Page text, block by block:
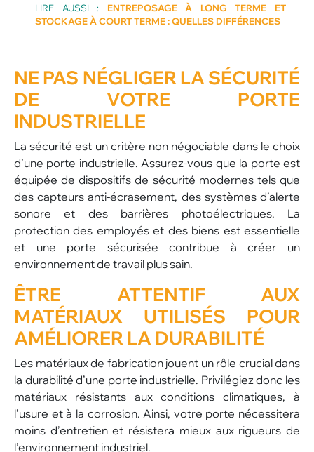
LIRE AUSSI :
ENTREPOSAGE À LONG TERME ET
STOCKAGE À COURT TERME : QUELLES DIFFÉRENCES
NE PAS NÉGLIGERLA SÉCURITÉ
DE VOTRE PORTE
INDUSTRIELLE
La sécurité est un critère non négociable dans le choix
d’une porte industrielle. Assurez-vous que la porte est
équipée de dispositifs de sécurité modernes tels que
des capteurs anti-écrasement, des systèmes d’alerte
sonore et des barrières photoélectriques. La
protection des employés et des biens est essentielle
et une porte sécurisée contribue à créer un
environnement de travail plus sain.
ÊTRE ATTENTIF AUX
MATÉRIAUX UTILISÉS POUR
AMÉLIORER LA DURABILITÉ
Les matériaux de fabrication jouent un rôle crucial dans
la durabilité d’une porte industrielle. Privilégiez donc les
matériaux résistants aux conditions climatiques, à
l’usure et à la corrosion. Ainsi, votre porte nécessitera
moins d’entretien et résistera mieux aux rigueurs de
l’environnement industriel.